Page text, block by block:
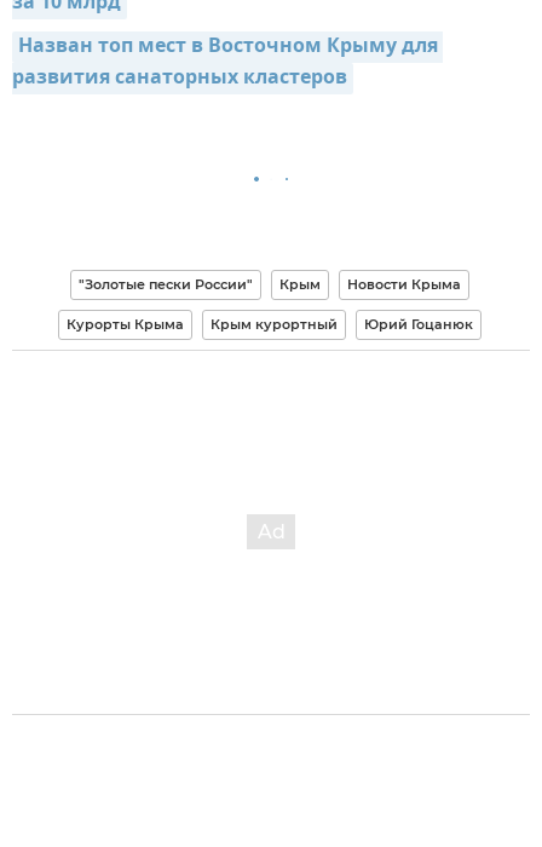
Назван топ мест в Восточном Крыму для
развития санаторных кластеров
"Золотые пески России" Крым Новости Крыма
Курорты Крыма Крым курортный Юрий Гоцанюк